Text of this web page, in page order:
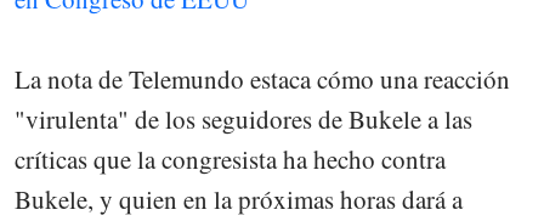
La nota de Telemundo estaca cómo una reacción
"virulenta" de los seguidores de Bukele a las
críticas que la congresista ha hecho contra
Bukele, y quien en la próximas horas dará a